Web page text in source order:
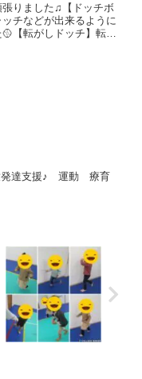
りました♫【ドッチボ
チなどが出来るように
【転がしドッチ】転が
発達支援♪ 運動 療育